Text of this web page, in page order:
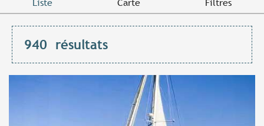
Liste Carte Filtres
940 résultats